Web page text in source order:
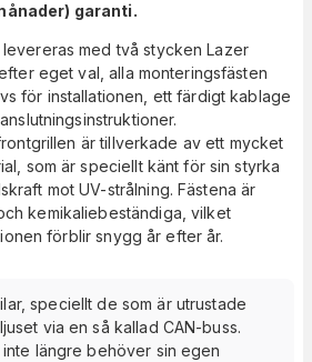
garanti.
med två stycken Lazer
eget val, alla monteringsfästen
för installationen, ett färdigt kablage
är tillverkade av ett mycket
som är speciellt känt för sin styrka
mot UV-strålning. Fästena är
kemikaliebeständiga, vilket
förblir snygg år efter år.
speciellt de som är utrustade
via en så kallad CAN-buss.
längre behöver sin egen